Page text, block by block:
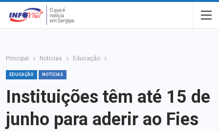
Principal Notícias Educação
EDUCAÇÃO NOTÍCIAS
Instituições têm até 15 de
junho para aderir ao Fies